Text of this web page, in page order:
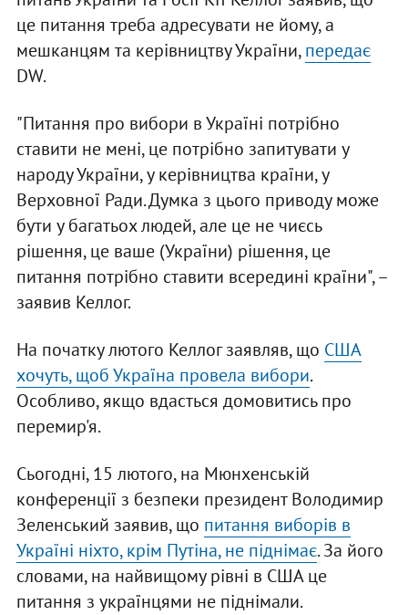
це питання треба адресувати не йому, а
мешканцям та керівництву України,передає
DW.
"Питання про вибори в Україні потрібно
ставити не мені, це потрібно запитувати у
народу України, у керівництва країни, у
Верховної Ради. Думка з цього приводу може
бути у багатьох людей, але це не чиєсь
рішення, це ваше (України) рішення, це
питання потрібно ставити всередині країни", –
заявив Келлог.
На початку лютого Келлог заявляв, що США
хочуть, щоб Україна провела вибори.
Особливо, якщо вдасться домовитись про
перемир'я.
Сьогодні, 15 лютого, на Мюнхенській
конференції з безпеки президент Володимир
Зеленський заявив, що питання виборів в
Україні ніхто, крім Путіна, не піднімає. За його
словами, на найвищому рівні в США це
питання з українцями не піднімали.